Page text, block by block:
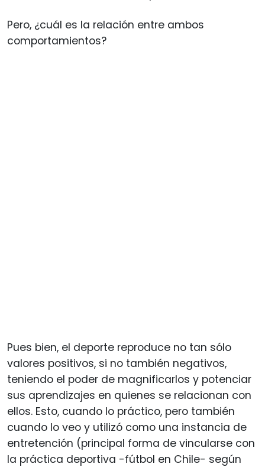
Pero, ¿cuál es la relación entre ambos
comportamientos?
Pues bien, el deporte reproduce no tan sólo
valores positivos, si no también negativos,
teniendo el poder de magnificarlos y potenciar
sus aprendizajes en quienes se relacionan con
ellos. Esto, cuando lo práctico, pero también
cuando lo veo y utilizó como una instancia de
entretención (principal forma de vincularse con
la práctica deportiva -fútbol en Chile- según